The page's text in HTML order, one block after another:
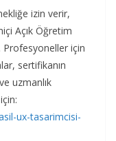
izin verir,
Açık Öğretim
Profesyoneller için
sertifikanın
uzmanlık
ux-tasarimcisi-